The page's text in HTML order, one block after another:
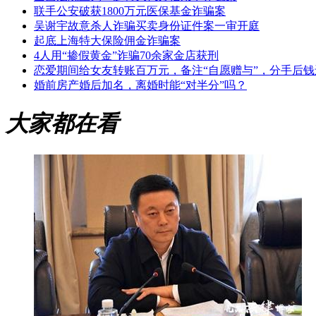
联手公安破获1800万元医保基金诈骗案​
吴谢宇故意杀人诈骗买卖身份证件案一审开庭
起底上海特大保险佣金诈骗案
4人用“掺假黄金”诈骗70余家金店获刑
恋爱期间给女友转账百万元，备注“自愿赠与”，分手后
婚前房产婚后加名，离婚时能“对半分”吗？
大家都在看